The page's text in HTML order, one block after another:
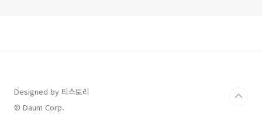
Designed by 티스토리
© Daum Corp.